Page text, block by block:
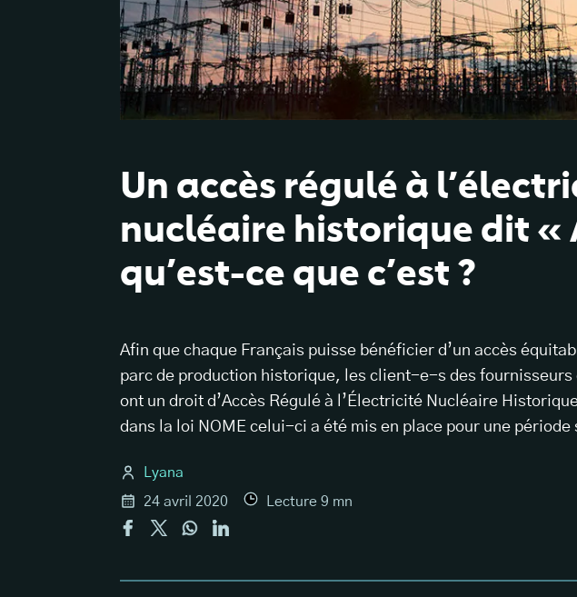
Un accès régulé à
nucléaire historique dit «
qu’est-ce que c’est ?
Afin que chaque Français puisse bénéficier d’un accès
parc de production historique, les client-e-s des
ont un droit d’Accès Régulé à l’Électricité Nucléaire
dans la loi NOME celui-ci a été mis en place pour une
Lyana
24 avril 2020
Lecture 9 mn